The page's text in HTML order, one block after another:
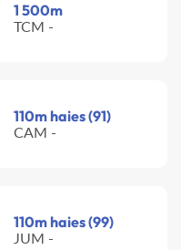
1 500m
TCM -
110m haies (91)
CAM -
110m haies (99)
JUM -